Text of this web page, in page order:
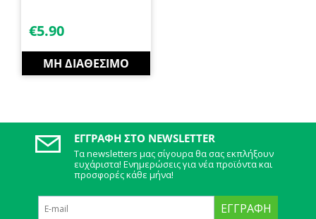
€5.90
ΜΗ ΔΙΑΘΈΣΙΜΟ
ΕΓΓΡΑΦΉ ΣΤΟ NEWSLETTER
Τα newsletters μας σίγουρα θα σας εκπλήξουν
ευχάριστα! Ενημερώσεις για νέα προϊόντα και
προσφορές κάθε μήνα!
ΕΓΓΡΑΦΉ